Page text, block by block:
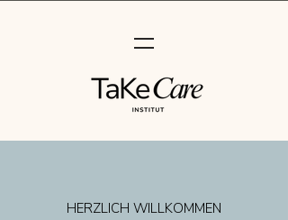
HERZLICH WILLKOMMEN